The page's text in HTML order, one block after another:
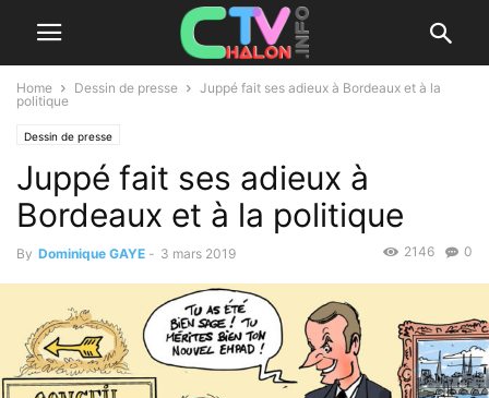
Home Dessin de presse
Juppé fait ses adieux à Bordeaux et à la
politique
Dessin de presse
Juppé fait ses adieux à
Bordeaux et à la politique
By Dominique GAYE - 3 mars 2019 0
2146